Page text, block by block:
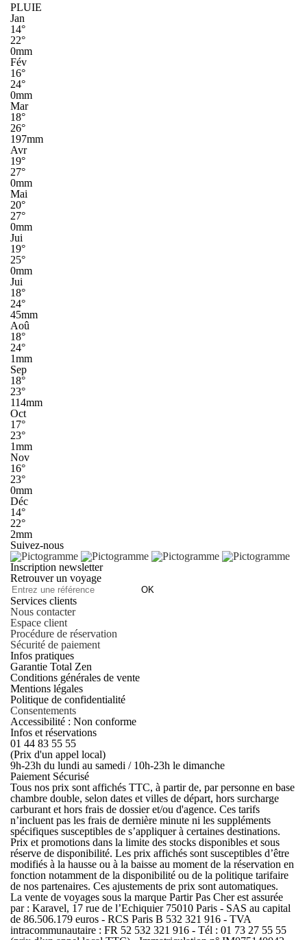
PLUIE
Jan
14°
22°
0mm
Fév
16°
24°
0mm
Mar
18°
26°
197mm
Avr
19°
27°
0mm
Mai
20°
27°
0mm
Jui
19°
25°
0mm
Jui
18°
24°
45mm
Aoû
18°
24°
1mm
Sep
18°
23°
114mm
Oct
17°
23°
1mm
Nov
16°
23°
0mm
Déc
14°
22°
2mm
Suivez-nous
Inscription newsletter
Retrouver un voyage
OK
Services clients
Nous contacter
Espace client
Procédure de réservation
Sécurité de paiement
Infos pratiques
Garantie Total Zen
Conditions générales de vente
Mentions légales
Politique de confidentialité
Consentements
Accessibilité : Non conforme
Infos et réservations
01 44 83 55 55
(Prix d'un appel local)
9h-23h du lundi au samedi / 10h-23h le dimanche
Paiement Sécurisé
Tous nos prix sont affichés TTC, à partir de, par personne en base
chambre double, selon dates et villes de départ, hors surcharge
carburant et hors frais de dossier et/ou d'agence. Ces tarifs
n’incluent pas les frais de dernière minute ni les suppléments
spécifiques susceptibles de s’appliquer à certaines destinations.
Prix et promotions dans la limite des stocks disponibles et sous
réserve de disponibilité. Les prix affichés sont susceptibles d’être
modifiés à la hausse ou à la baisse au moment de la réservation en
fonction notamment de la disponibilité ou de la politique tarifaire
de nos partenaires. Ces ajustements de prix sont automatiques.
La vente de voyages sous la marque Partir Pas Cher est assurée
par : Karavel, 17 rue de l’Echiquier 75010 Paris - SAS au capital
de 86.506.179 euros - RCS Paris B 532 321 916 - TVA
intracommunautaire : FR 52 532 321 916 - Tél : 01 73 27 55 55